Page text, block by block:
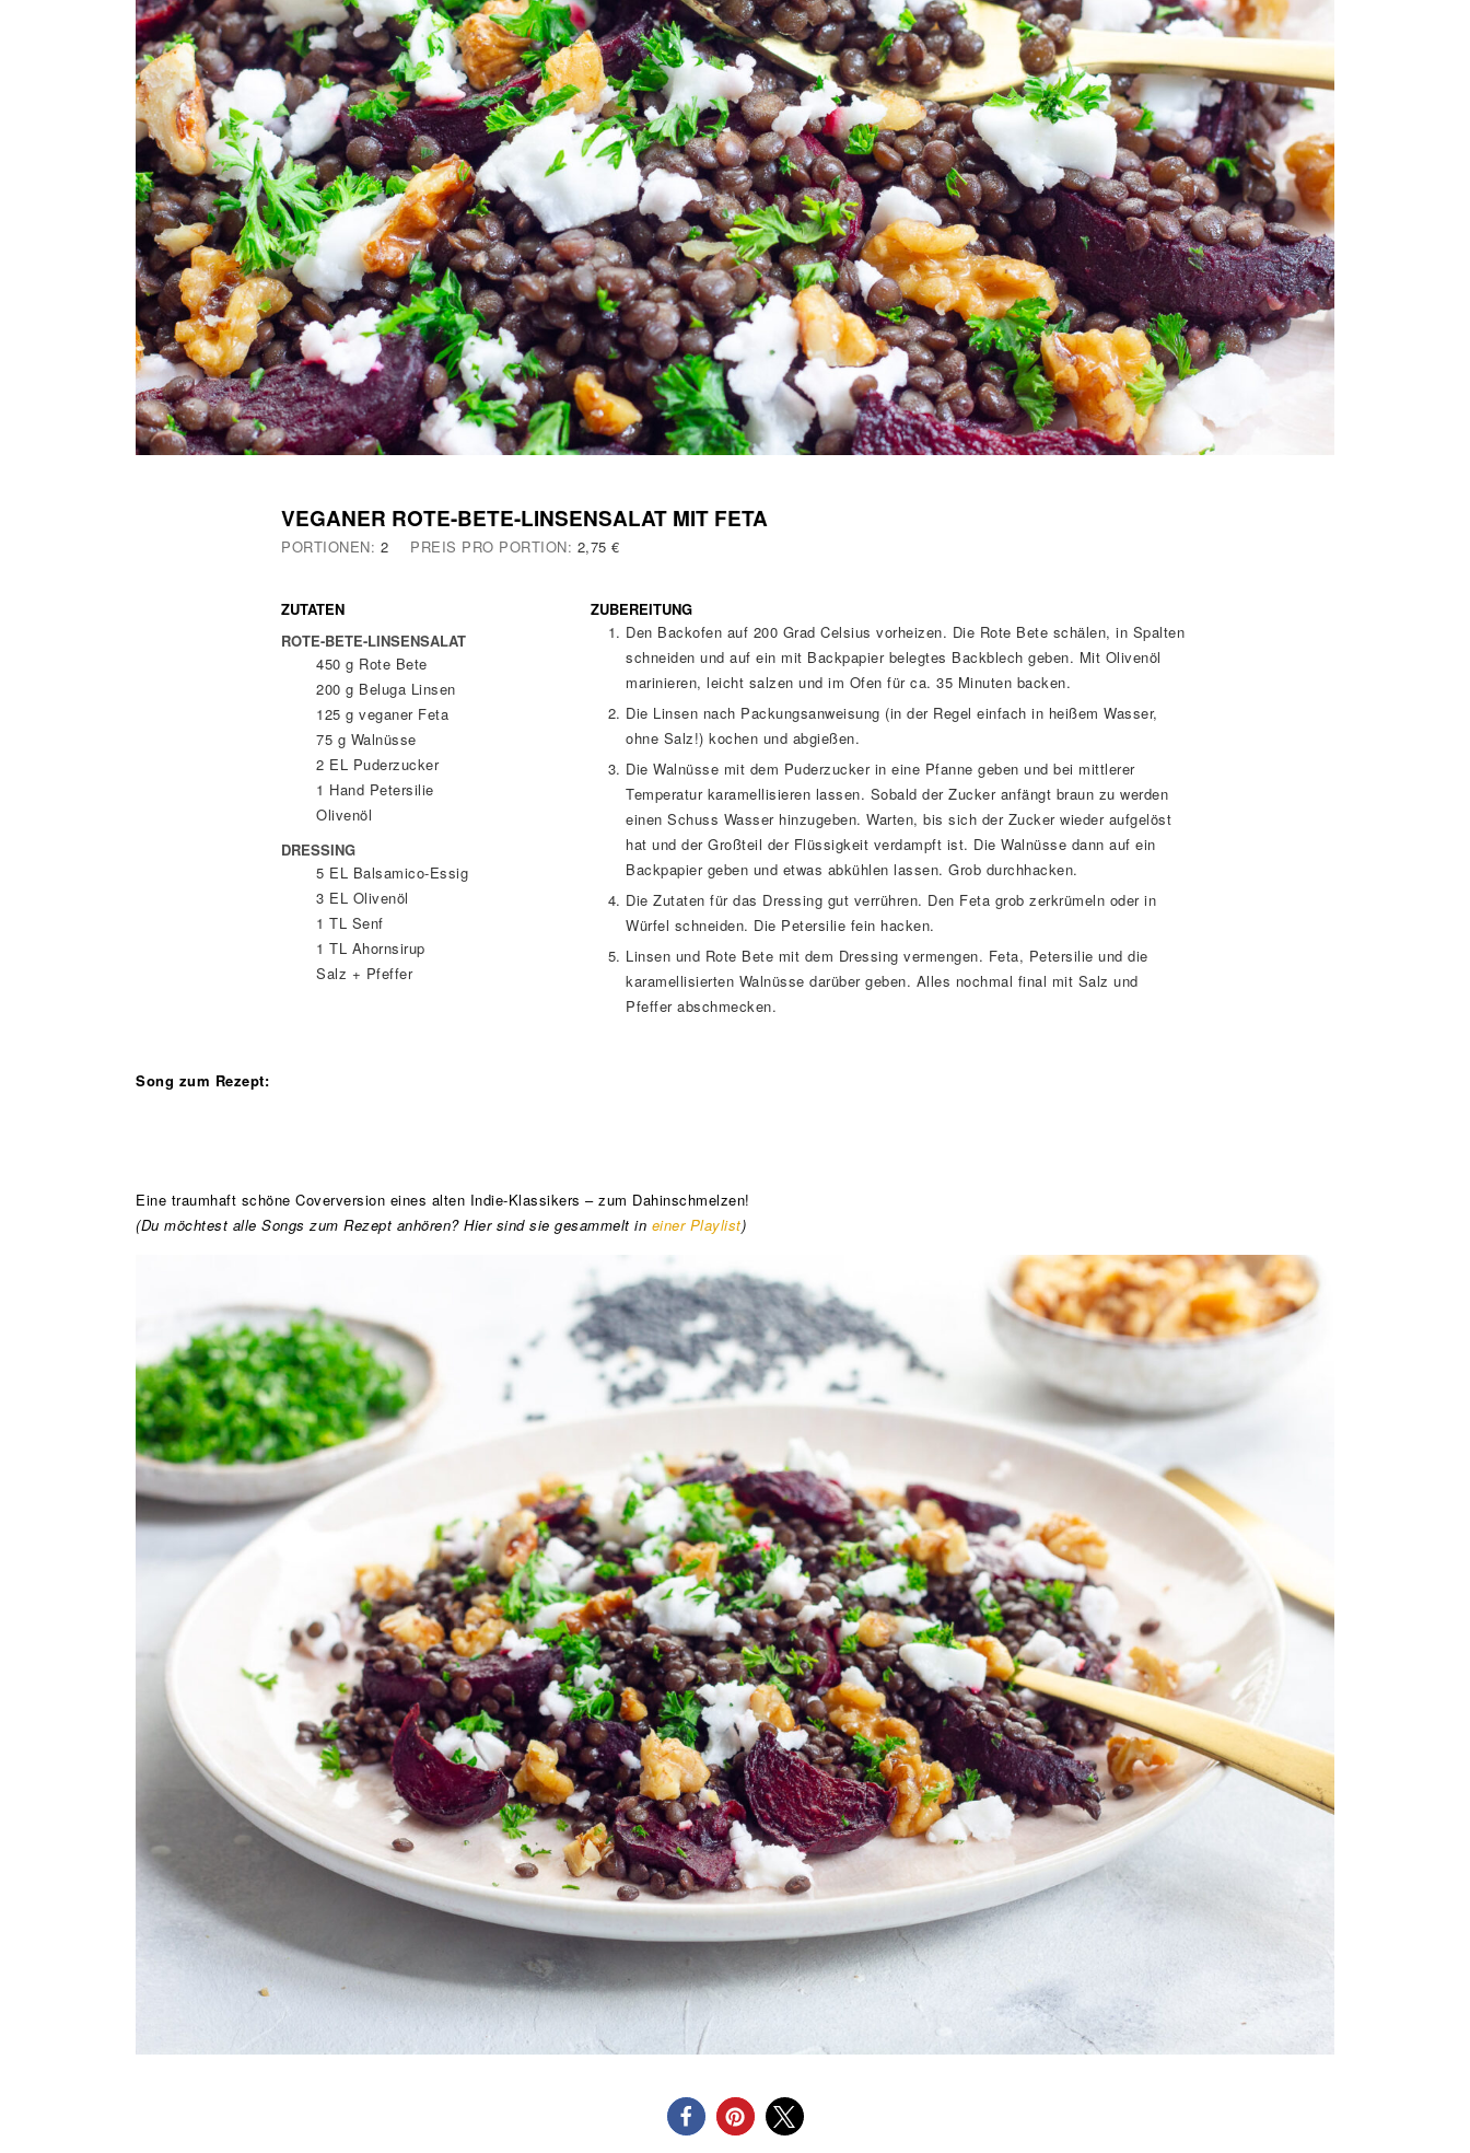
VEGANER ROTE-BETE-LINSENSALAT MIT FETA
PORTIONEN: 2 PREIS PRO PORTION: 2,75 €
ZUTATEN
ROTE-BETE-LINSENSALAT
450 g Rote Bete
200 g Beluga Linsen
125 g veganer Feta
75 g Walnüsse
2 EL Puderzucker
1 Hand Petersilie
Olivenöl
DRESSING
5 EL Balsamico-Essig
3 EL Olivenöl
1 TL Senf
1 TL Ahornsirup
Salz + Pfeffer
ZUBEREITUNG
Den Backofen auf 200 Grad Celsius vorheizen. Die Rote Bete schälen, in Spalten
schneiden und auf ein mit Backpapier belegtes Backblech geben. Mit Olivenöl
marinieren, leicht salzen und im Ofen für ca. 35 Minuten backen.
Die Linsen nach Packungsanweisung (in der Regel einfach in heißem Wasser,
ohne Salz!) kochen und abgießen.
Die Walnüsse mit dem Puderzucker in eine Pfanne geben und bei mittlerer
Temperatur karamellisieren lassen. Sobald der Zucker anfängt braun zu werden
einen Schuss Wasser hinzugeben. Warten, bis sich der Zucker wieder aufgelöst
hat und der Großteil der Flüssigkeit verdampft ist. Die Walnüsse dann auf ein
Backpapier geben und etwas abkühlen lassen. Grob durchhacken.
Die Zutaten für das Dressing gut verrühren. Den Feta grob zerkrümeln oder in
Würfel schneiden. Die Petersilie fein hacken.
Linsen und Rote Bete mit dem Dressing vermengen. Feta, Petersilie und die
karamellisierten Walnüsse darüber geben. Alles nochmal final mit Salz und
Pfeffer abschmecken.
Song zum Rezept:
Eine traumhaft schöne Coverversion eines alten Indie-Klassikers – zum Dahinschmelzen!
(Du möchtest alle Songs zum Rezept anhören? Hier sind sie gesammelt in einer Playlist)